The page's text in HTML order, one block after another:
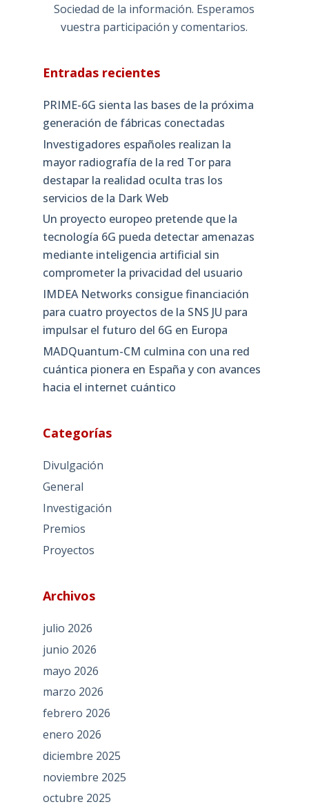
Sociedad de la información. Esperamos
vuestra participación y comentarios.
Entradas recientes
PRIME-6G sienta las bases de la próxima
generación de fábricas conectadas
Investigadores españoles realizan la
mayor radiografía de la red Tor para
destapar la realidad oculta tras los
servicios de la Dark Web
Un proyecto europeo pretende que la
tecnología 6G pueda detectar amenazas
mediante inteligencia artificial sin
comprometer la privacidad del usuario
IMDEA Networks consigue financiación
para cuatro proyectos de la SNS JU para
impulsar el futuro del 6G en Europa
MADQuantum-CM culmina con una red
cuántica pionera en España y con avances
hacia el internet cuántico
Categorías
Divulgación
General
Investigación
Premios
Proyectos
Archivos
julio 2026
junio 2026
mayo 2026
marzo 2026
febrero 2026
enero 2026
diciembre 2025
noviembre 2025
octubre 2025